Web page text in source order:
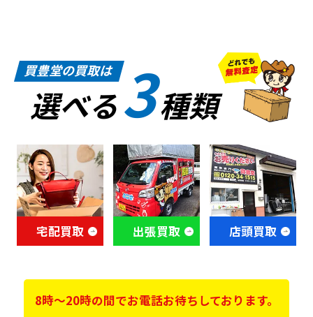
買豊堂の買取は
選べる3種類
宅配買取 出張買取 店頭買取
8時～20時の間でお電話お待ちしております。